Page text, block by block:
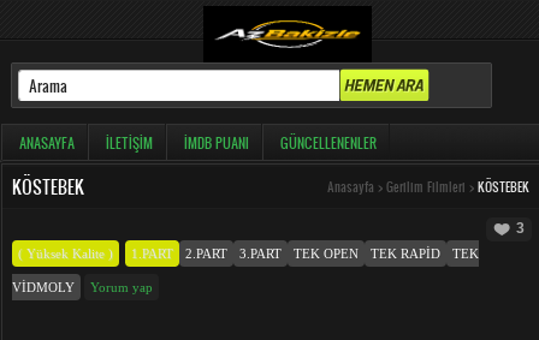
ANASAYFA İLETIŞIM İMDB PUANI GÜNCELLENENLER
KÖSTEBEK Anasayfa > Gerilim Filmleri > KÖSTEBEK
3
( Yüksek Kalite ) 1.PART 2.PART 3.PART TEK OPEN TEK RAPID TEK
VIDMOLY Yorum yap